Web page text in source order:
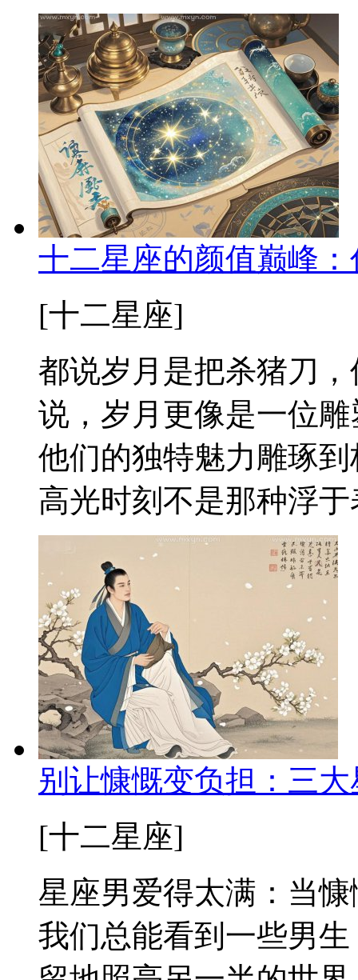
十二星座的颜值巅峰
[十二星座]
都说岁月是把杀猪刀
说，岁月更像是一位
他们的独特魅力雕琢
高光时刻不是那种浮
别让慷慨变负担：三
[十二星座]
星座男爱得太满：当
我们总能看到一些男